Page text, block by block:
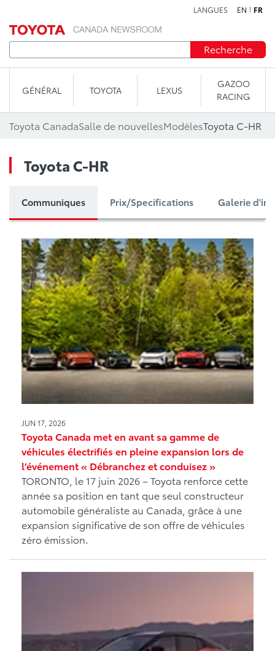
LANGUES EN FR
Recherche
GÉNÉRAL TOYOTA LEXUS
GAZOO
RACING
Toyota CanadaSalle de nouvellesModèlesToyota C-HR
Toyota C-HR
Communiques Prix/Specifications Galerie
JUN 17, 2026
Toyota Canada met en avant sa gamme de
véhicules électrifiés en pleine expansion lors de
l’événement « Débranchez et conduisez »
TORONTO, le 17 juin 2026 – Toyota renforce cette
année sa position en tant que seul constructeur
automobile généraliste au Canada, grâce à une
expansion significative de son offre de véhicules
zéro émission.